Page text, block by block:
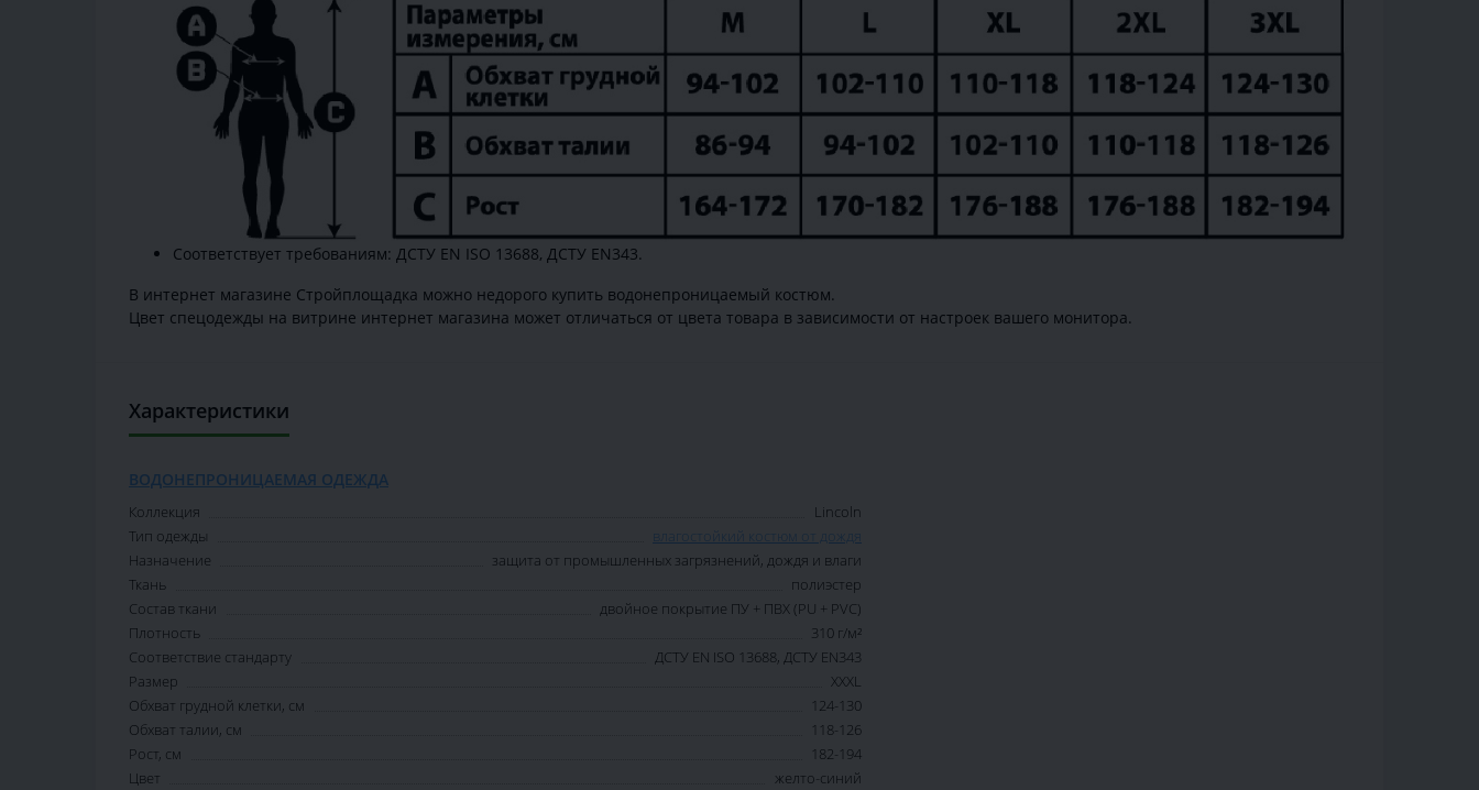
Соответствует требованиям: ДСТУ EN ISO 13688, ДСТУ EN343.
В интернет магазине Стройплощадка можно недорого купить водонепроницаемый костюм.
Цвет спецодежды на витрине интернет магазина может отличаться от цвета товара в зависимости от настроек вашего монитора.
Характеристики
ВОДОНЕПРОНИЦАЕМАЯ ОДЕЖДА
Коллекция
Lincoln
Тип одежды
влагостойкий костюм от дождя
Назначение
защита от промышленных загрязнений, дождя и влаги
Ткань
полиэстер
Состав ткани
двойное покрытие ПУ + ПВХ (PU + PVC)
Плотность
310 г/м²
Соответствие стандарту
ДСТУ EN ISO 13688, ДСТУ EN343
Размер
XXXL
Обхват грудной клетки, см
124-130
Обхват талии, см
118-126
Рост, см
182-194
Цвет
желто-синий